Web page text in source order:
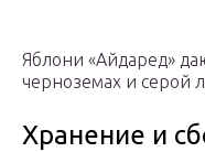
Яблони «Айдаред»
черноземах и серой
Хранение и